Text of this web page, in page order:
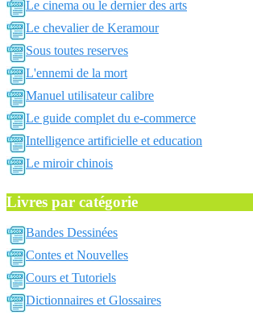
Le cinema ou le dernier des arts
Le chevalier de Keramour
Sous toutes reserves
L'ennemi de la mort
Manuel utilisateur calibre
Le guide complet du e-commerce
Intelligence artificielle et education
Le miroir chinois
Livres par catégorie
Bandes Dessinées
Contes et Nouvelles
Cours et Tutoriels
Dictionnaires et Glossaires